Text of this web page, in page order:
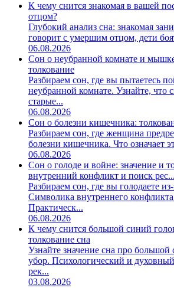
К чему снится знакомая в вашей
отцом?
Глубокий анализ сна: знакомая
говорит с умершим отцом, дети
06.08.2026
Сон о неубранной комнате и
толкование
Разбираем сон, где вы пытаетесь
неубранной комнате. Узнайте, что
старые...
06.08.2026
Сон о болезни кишечника:
Разбираем сон, где женщина
болезни кишечника. Что означает
06.08.2026
Сон о голоде и войне: значение и
внутренний конфликт и поиск рес...
Разбираем сон, где вы голодаете
Символика внутреннего
Практическ...
06.08.2026
К чему снится большой синий
толкование сна
Узнайте значение сна про
убор. Психологический и
рек...
03.08.2026